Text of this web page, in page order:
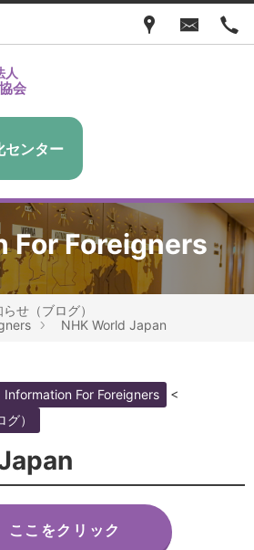
人
会
センター
For Foreigners
せ（ブログ）
NHK World Japan
Information For Foreigners
<
）
こをクリック